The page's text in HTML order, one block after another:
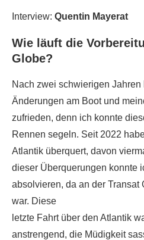
Interview: Quentin Mayerat
Wie läuft die
Globe?
Nach zwei schwierigen Jahren
Änderungen am Boot und
zufrieden, denn ich konnte
Rennen segeln. Seit 2022
Atlantik überquert, davon
dieser Überquerungen konnte
absolvieren, da an der Transat
war. Diese
letzte Fahrt über den Atlantik
anstrengend, die Müdigkeit